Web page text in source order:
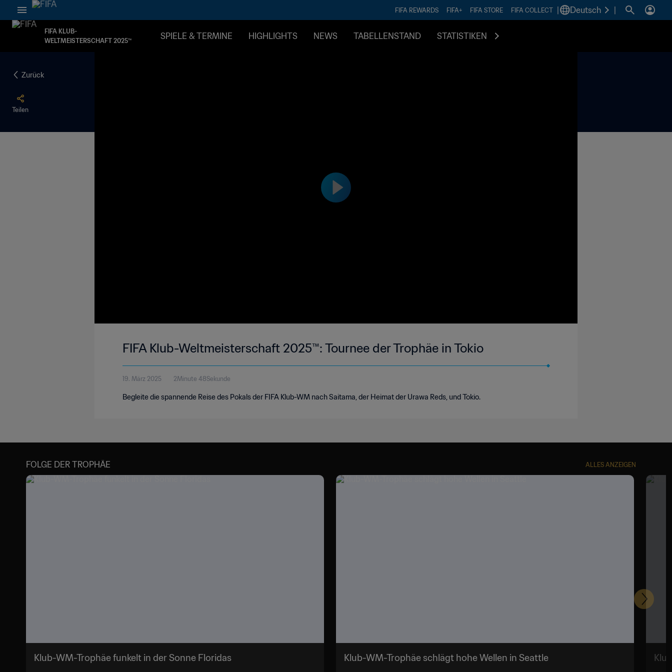
FIFA REWARDS FIFA+ FIFA STORE FIFA COLLECT Deutsch
FIFA KLUB-
WELTMEISTERSCHAFT 2025™
SPIELE & TERMINE HIGHLIGHTS NEWS TABELLENSTAND STATISTIKEN
Zurück
Teilen
FIFA Klub-Weltmeisterschaft 2025™: Tournee der Trophäe in Tokio
19. März 2025 2Minute 48Sekunde
Begleite die spannende Reise des Pokals der FIFA Klub-WM nach Saitama, der Heimat der Urawa Reds, und Tokio.
FOLGE DER TROPHÄE ALLES ANZEIGEN
Klub-WM-Trophäe funkelt in der Sonne Floridas Klub-WM-Trophäe schlägt hohe Wellen in Seattle
Weiter